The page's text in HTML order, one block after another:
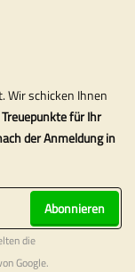
Wir schicken Ihnen
für Ihr
der Anmeldung in
Abonnieren
die
Google.